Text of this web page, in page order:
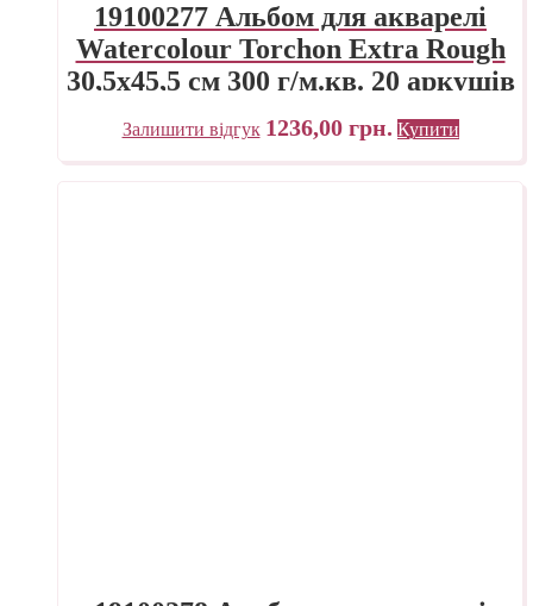
19100277 Альбом для акварелі
Watercolour Torchon Extra Rough
30,5х45,5 см 300 г/м.кв. 20 аркушів
Fabriano Італія
Залишити відгук 1236,00 грн. Купити